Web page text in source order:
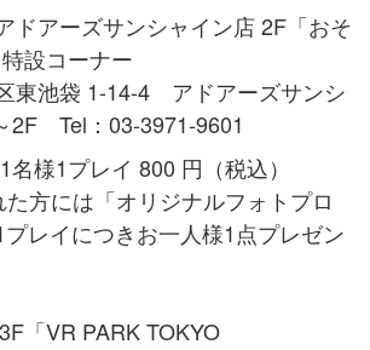
ドアーズサンシャイン店 2F「おそ
設コーナー
東池袋 1-14-4 アドアーズサンシ
2F Tel：03-3971-9601
様1プレイ 800 円（税込）
方には「オリジナルフォトプロ
プレイにつきお一人様1点プレゼン
「VR PARK TOKYO